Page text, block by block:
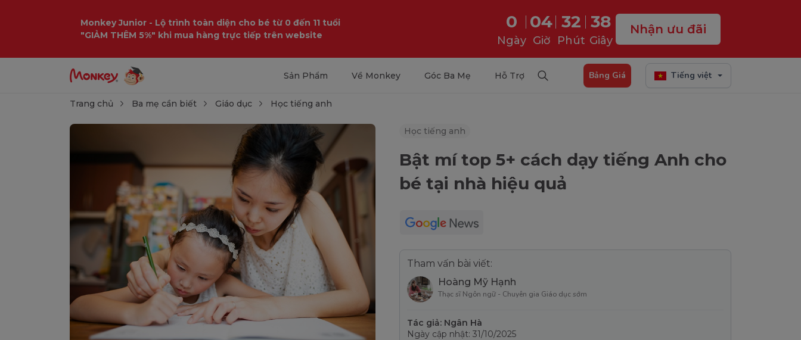
Monkey Junior - Lộ trình toàn diện cho bé từ 0 đến 11 tuổi
"GIẢM THÊM 5%" khi mua hàng trực tiếp trên website
0
Ngày
04
Giờ
32
Phút
37
Giây
Nhận ưu đãi
Sản Phẩm Về Monkey Góc Ba Mẹ Hỗ Trợ Bảng Giá Tiếng việt
Trang chủ Ba mẹ cần biết Giáo dục Học tiếng anh
Học tiếng anh
Bật mí top 5+ cách dạy tiếng Anh cho
bé tại nhà hiệu quả
Tham vấn bài viết:
Hoàng Mỹ Hạnh
Thạc sĩ Ngôn ngữ - Chuyên gia Giáo dục sớm
Tác giả: Ngân Hà
Ngày cập nhật: 31/10/2025